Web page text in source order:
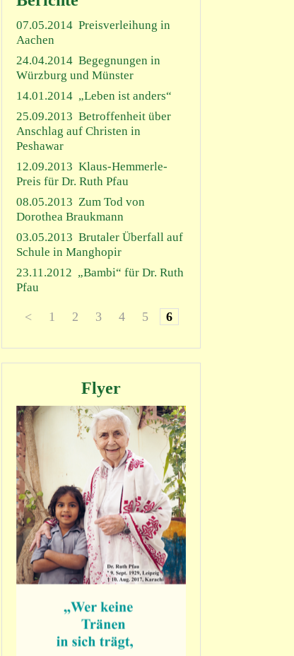
07.05.2014 Preisverleihung in
Aachen
24.04.2014 Begegnungen in
Würzburg und Münster
14.01.2014 „Leben ist anders“
25.09.2013 Betroffenheit über
Anschlag auf Christen in
Peshawar
12.09.2013 Klaus-Hemmerle-
Preis für Dr. Ruth Pfau
08.05.2013 Zum Tod von
Dorothea Braukmann
03.05.2013 Brutaler Überfall auf
Schule in Manghopir
23.11.2012 „Bambi“ für Dr. Ruth
Pfau
< 1 2 3 4 5 6
Flyer